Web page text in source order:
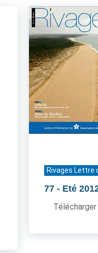
Rivages Lettre
77 - Eté